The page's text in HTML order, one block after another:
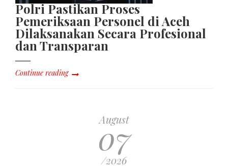
Polri Pastikan Proses
Pemeriksaan Personel di Aceh
Dilaksanakan Secara Profesional
dan Transparan
Continue reading
August
07
/2026